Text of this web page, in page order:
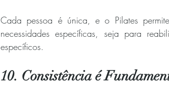
Cada pessoa é única, e o Pilates
necessidades específicas, seja para
específicos.
10. Consistência é